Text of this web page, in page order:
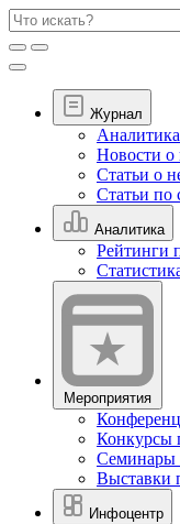
Журнал
Новости о
Статьи о
Статьи по
Аналитика
Рейтинги
Мероприятия
Конкурсы
Семинары
Выставки
Инфоцентр